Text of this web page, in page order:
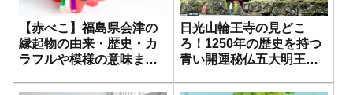
【赤べこ】福島県会津の
縁起物の由来・歴史・カ
ラフルや模様の意味まで
日光山輪王寺の見どこ
ろ！1250年の歴史を持つ
青い開運秘仏五大明王を